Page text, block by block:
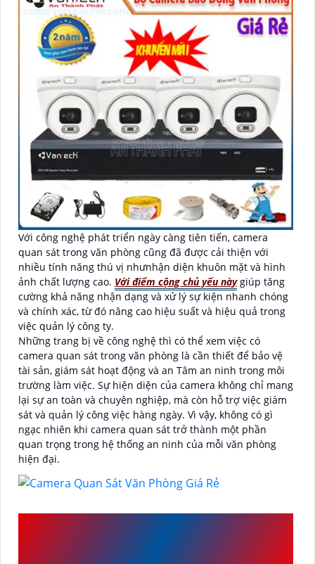
Với công nghệ phát triển ngày càng tiên tiến, camera
quan sát trong văn phòng cũng đã được cải thiện với
nhiều tính năng thú vị nhưnhận diện khuôn mặt và hình
ảnh chất lượng cao. Với điểm cộng chủ yếu nàygiúp tăng
cường khả năng nhận dạng và xử lý sự kiện nhanh chóng
và chính xác, từ đó nâng cao hiệu suất và hiệu quả trong
việc quản lý công ty.
Những trang bị về công nghệ thì có thể xem việc có
camera quan sát trong văn phòng là cần thiết để bảo vệ
tài sản, giám sát hoạt động và an Tâm an ninh trong môi
trường làm việc. Sự hiện diện của camera không chỉ mang
lại sự an toàn và chuyên nghiệp, mà còn hỗ trợ việc giám
sát và quản lý công việc hàng ngày. Vì vậy, không có gì
ngạc nhiên khi camera quan sát trở thành một phần
quan trọng trong hệ thống an ninh của mỗi văn phòng
hiện đại.